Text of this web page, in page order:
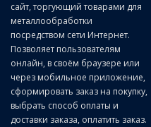
Угол наклона спирали:
сайт, торгующий товарами для
металлообработки
посредством сети Интернет.
Позволяет пользователям
онлайн, в своём браузере или
через мобильное приложение,
сформировать заказ на покупку,
выбрать способ оплаты и
доставки заказа, оплатить заказ.